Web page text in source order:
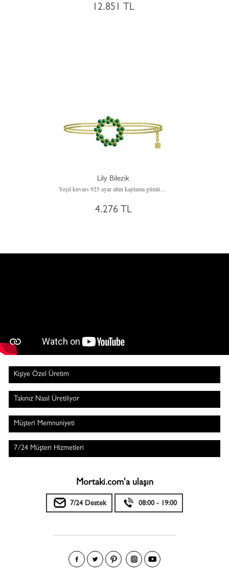
12.851 TL
Lily Bilezik
4.276 TL
Kişiye Özel Üretim
Takınız Nasıl Üretiliyor
Müşteri Memnuniyeti
7/24 Müşteri Hizmetleri
Mortaki.com'a ulaşın
7/24 Destek 08:00 - 19:00